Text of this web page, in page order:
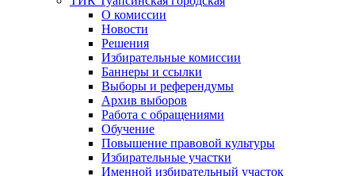
О комиссии
Новости
Решения
Избирательные комиссии
Баннеры и ссылки
Выборы и референдумы
Архив выборов
Работа с обращениями
Обучение
Повышение правовой культуры
Избирательные участки
Именной избирательный участок